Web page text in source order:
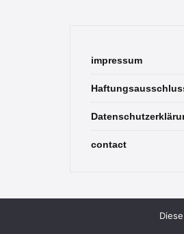
impressum
contact